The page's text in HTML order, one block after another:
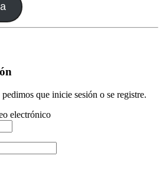
que inicie sesión o se registre.
electrónico